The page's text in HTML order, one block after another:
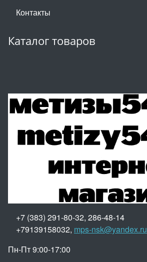
Контакты
Каталог товаров
+7 (383) 291-80-32, 286-48-14
+79139158032, mps-nsk@yandex.ru
Пн-Пт 9:00-17:00